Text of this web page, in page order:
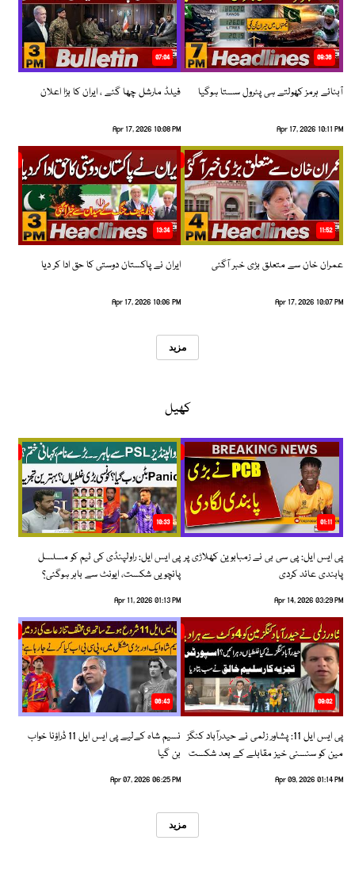
08:36
آبنائے ہرمز کھولتے ہی پٹرول سستا ہوگیا
Apr 17, 2026 10:11 PM
07:04
فیلڈ مارشل چھا گئے ، ایران کا بڑا اعلان
Apr 17, 2026 10:08 PM
11:52
عمران خان سے متعلق بڑی خبر آگئی
Apr 17, 2026 10:07 PM
13:34
ایران نے پاکستان دوستی کا حق ادا کر دیا
Apr 17, 2026 10:06 PM
مزید
کھیل
01:11
پی ایس ایل: پی سی بی نے زمبابوین کھلاڑی پر
پابندی عائد کردی
Apr 14, 2026 03:29 PM
10:33
پی ایس ایل: راولپنڈی کی ٹیم کو مسلسل
پانچویں شکست، ایونٹ سے باہر ہوگئی؟
Apr 11, 2026 01:13 PM
09:02
پی ایس ایل 11: پشاور زلمی نے حیدرآباد کنگز
مین کو سنسنی خیز مقابلے کے بعد شکست
Apr 09, 2026 01:14 PM
06:43
نسیم شاہ کےلیے پی ایس ایل 11 ڈراؤنا خواب
بن گیا
Apr 07, 2026 06:25 PM
مزید